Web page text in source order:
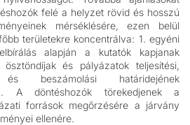
felé a helyzet rövid és hosszú
mérséklésére, ezen belül
területekre koncentrálva: 1. egyéni
alapján a kutatók kapjanak
és pályázatok teljesítési,
beszámolási határidejének
A döntéshozók törekedjenek a
források megőrzésére a járvány
ellenére.